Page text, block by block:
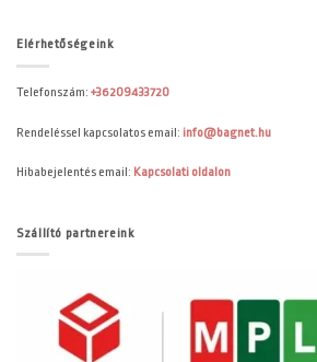
Elérhetőségeink
Telefonszám: +36209433720
Rendeléssel kapcsolatos email: info@bagnet.hu
Hibabejelentés email: Kapcsolati oldalon
Szállító partnereink